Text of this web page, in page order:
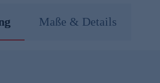
Maße & Details